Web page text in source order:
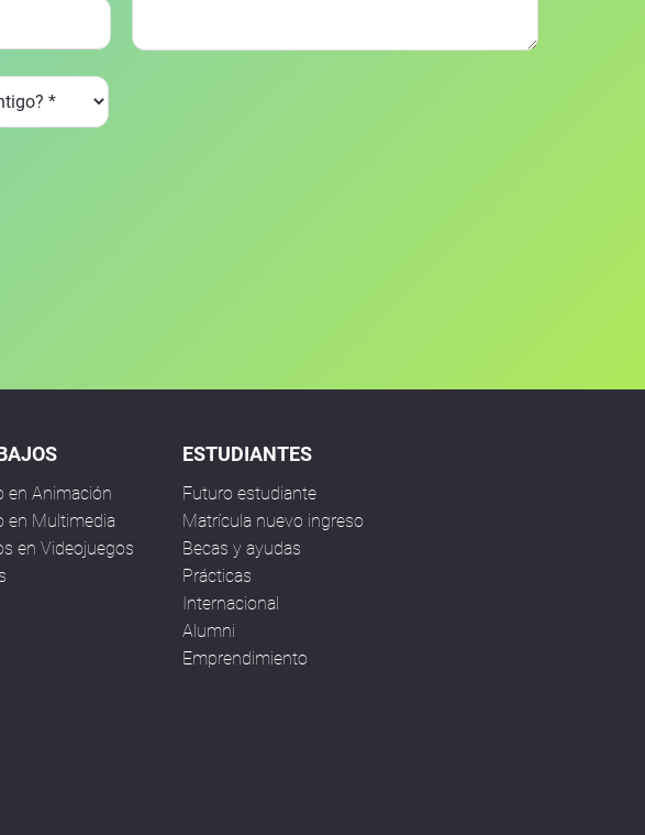
en Animación
en Multimedia
en Videojuegos
ESTUDIANTES
Futuro estudiante
Matrícula nuevo ingreso
Becas y ayudas
Prácticas
Internacional
Alumni
Emprendimiento